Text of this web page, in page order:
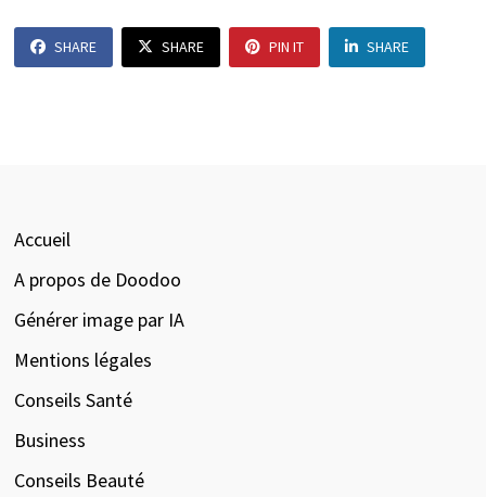
SHARE SHARE PIN IT SHARE
Accueil
A propos de Doodoo
Générer image par IA
Mentions légales
Conseils Santé
Business
Conseils Beauté